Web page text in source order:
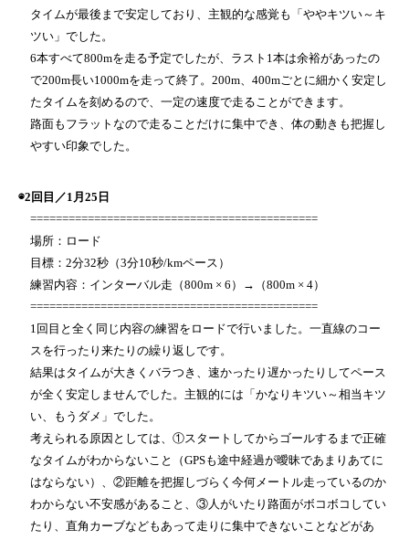
タイムが最後まで安定しており、主観的な感覚も「ややキツい～キ
ツい」でした。
6本すべて800mを走る予定でしたが、ラスト1本は余裕があったの
で200m長い1000mを走って終了。200m、400mごとに細かく安定し
たタイムを刻めるので、一定の速度で走ることができます。
路面もフラットなので走ることだけに集中でき、体の動きも把握し
やすい印象でした。
◉2回目／1月25日
=============================================
場所：ロード
目標：2分32秒（3分10秒/kmペース）
練習内容：インターバル走（800m × 6）→（800m × 4）
=============================================
1回目と全く同じ内容の練習をロードで行いました。一直線のコー
スを行ったり来たりの繰り返しです。
結果はタイムが大きくバラつき、速かったり遅かったりしてペース
が全く安定しませんでした。主観的には「かなりキツい～相当キツ
い、もうダメ」でした。
考えられる原因としては、①スタートしてからゴールするまで正確
なタイムがわからないこと（GPSも途中経過が曖昧であまりあてに
はならない）、②距離を把握しづらく今何メートル走っているのか
わからない不安感があること、③人がいたり路面がボコボコしてい
たり、直角カーブなどもあって走りに集中できないことなどがあ